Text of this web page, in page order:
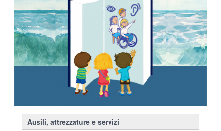
Ausili, attrezzature e servizi